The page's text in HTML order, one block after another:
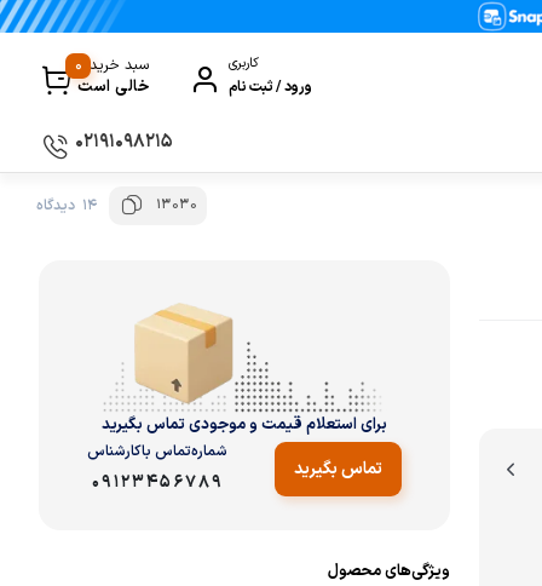
کاربری
ورود / ثبت نام
سبد خرید
خالی است
0
و مصرفی نوشیدنی‌ساز
ظروف سرو و پذیرایی
ظروف نگهداری
کتری و قوری
کلمن و فلاسک
۰۲۱۹۱۰۹۸۲۱۵
13030 14 دیدگاه
برای استعلام قیمت و موجودی تماس بگیرید
تماس بگیرید
شماره‌تماس‌ با‌کارشناس
09123456789
ویژگی‌های محصول